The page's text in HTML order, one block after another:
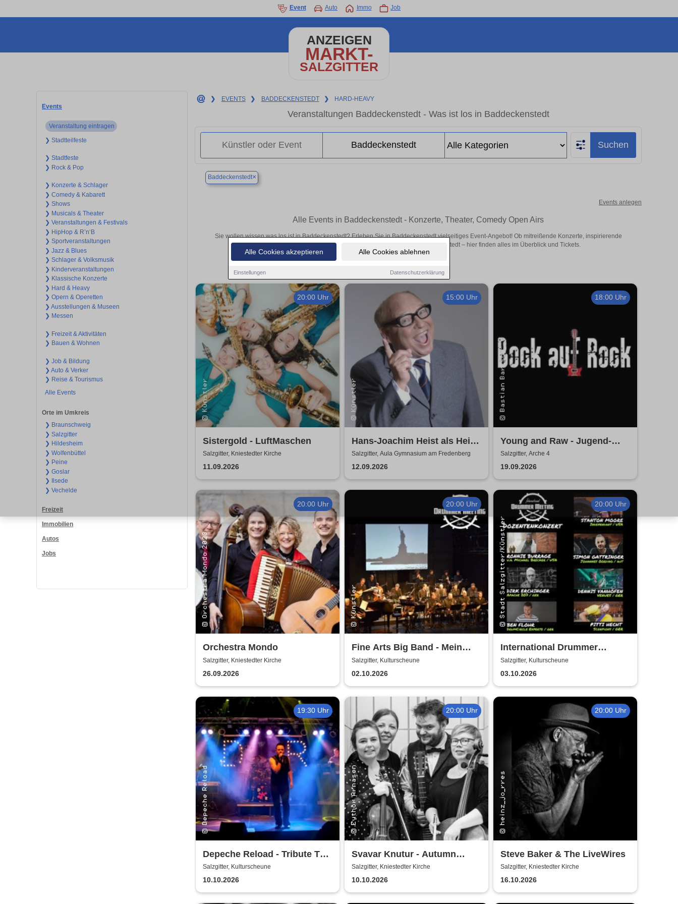
Alle Cookies akzeptieren Alle Cookies ablehnen
Einstellungen Datenschutzerklärung
Event Auto Immo Job
ANZEIGEN
MARKT-
SALZGITTER
Events
Veranstaltung eintragen
❯ Stadtteilfeste
❯ Stadtfeste
❯ Rock & Pop
❯ Konzerte & Schlager
❯ Comedy & Kabarett
❯ Shows
❯ Musicals & Theater
❯ Veranstaltungen & Festivals
❯ HipHop & R’n‘B
❯ Sportveranstaltungen
❯ Jazz & Blues
❯ Schlager & Volksmusik
❯ Kinderveranstaltungen
❯ Klassische Konzerte
❯ Hard & Heavy
❯ Opern & Operetten
❯ Ausstellungen & Museen
❯ Messen
❯ Freizeit & Aktivitäten
❯ Bauen & Wohnen
❯ Job & Bildung
❯ Auto & Verker
❯ Reise & Tourismus
Alle Events
Orte im Umkreis
❯ Braunschweig
❯ Salzgitter
❯ Hildesheim
❯ Wolfenbüttel
❯ Peine
❯ Goslar
❯ Ilsede
❯ Vechelde
Freizeit
Immobilien
Autos
Jobs
❯ EVENTS ❯ BADDECKENSTEDT ❯ HARD-HEAVY
Veranstaltungen Baddeckenstedt - Was ist los in Baddeckenstedt
Suchen
Baddeckenstedt×
Events anlegen
Alle Events in Baddeckenstedt - Konzerte, Theater, Comedy Open Airs
Sie wollen wissen was los ist in Baddeckenstedt? Erleben Sie in Baddeckenstedt vielseitiges Event-Angebot! Ob mitreißende Konzerte, inspirierende
Theateraufführungen oder aufregende Veranstaltungen in Baddeckenstedt – hier finden alles im Überblick und Tickets.
20:00 Uhr
Sistergold - LuftMaschen
Salzgitter, Kniestedter Kirche
11.09.2026
15:00 Uhr
Hans-Joachim Heist als Heinz
Erhard - Noch'n Gedicht
Salzgitter, Aula Gymnasium am Fredenberg
12.09.2026
18:00 Uhr
Young and Raw - Jugend-
Konzert
Salzgitter, Arche 4
19.09.2026
20:00 Uhr
Orchestra Mondo
Salzgitter, Kniestedter Kirche
26.09.2026
20:00 Uhr
Fine Arts Big Band - Mein
amerikanischer Traum - True
Stories
Salzgitter, Kulturscheune
02.10.2026
20:00 Uhr
International Drummer
Meeting Konzert |
Kulturscheune
Salzgitter, Kulturscheune
03.10.2026
19:30 Uhr
Depeche Reload - Tribute To
Depeche Mode
Salzgitter, Kulturscheune
10.10.2026
20:00 Uhr
Svavar Knutur - Autumn
String Trio Tour
Salzgitter, Kniestedter Kirche
10.10.2026
20:00 Uhr
Steve Baker & The LiveWires
Salzgitter, Kniestedter Kirche
16.10.2026